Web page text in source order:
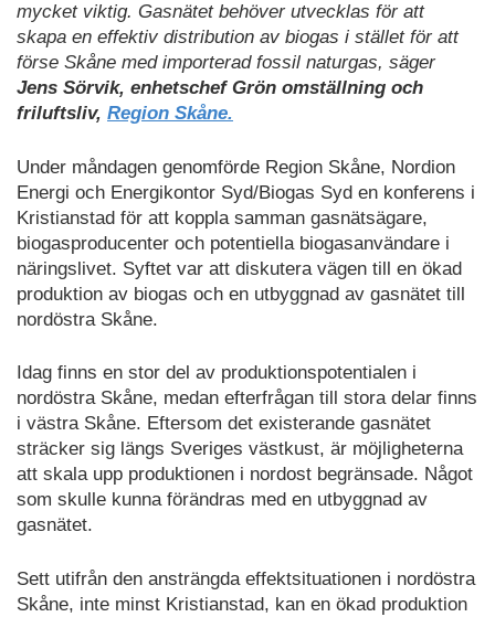
mycket viktig. Gasnätet behöver utvecklas för att
skapa en effektiv distribution av biogas i stället för att
förse Skåne med importerad fossil naturgas, säger
Jens Sörvik, enhetschef Grön omställning och
friluftsliv, Region Skåne.
Under måndagen genomförde Region Skåne, Nordion
Energi och Energikontor Syd/Biogas Syd en konferens i
Kristianstad för att koppla samman gasnätsägare,
biogasproducenter och potentiella biogasanvändare i
näringslivet. Syftet var att diskutera vägen till en ökad
produktion av biogas och en utbyggnad av gasnätet till
nordöstra Skåne.
Idag finns en stor del av produktionspotentialen i
nordöstra Skåne, medan efterfrågan till stora delar finns
i västra Skåne. Eftersom det existerande gasnätet
sträcker sig längs Sveriges västkust, är möjligheterna
att skala upp produktionen i nordost begränsade. Något
som skulle kunna förändras med en utbyggnad av
gasnätet.
Sett utifrån den ansträngda effektsituationen i nordöstra
Skåne, inte minst Kristianstad, kan en ökad produktion